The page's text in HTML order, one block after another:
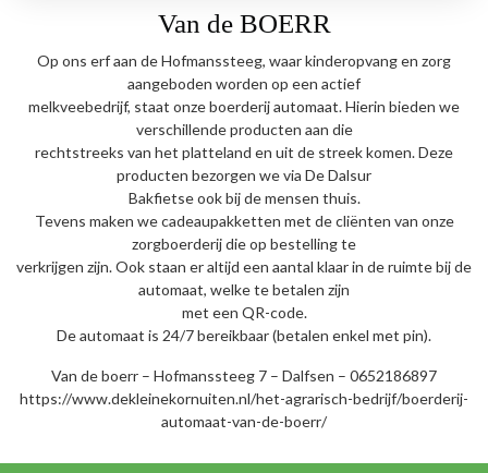
Van de BOERR
Op ons erf aan de Hofmanssteeg, waar kinderopvang en zorg
aangeboden worden op een actief
melkveebedrijf, staat onze boerderij automaat. Hierin bieden we
verschillende producten aan die
rechtstreeks van het platteland en uit de streek komen. Deze
producten bezorgen we via De Dalsur
Bakfietse ook bij de mensen thuis.
Tevens maken we cadeaupakketten met de cliënten van onze
zorgboerderij die op bestelling te
verkrijgen zijn. Ook staan er altijd een aantal klaar in de ruimte bij de
automaat, welke te betalen zijn
met een QR-code.
De automaat is 24/7 bereikbaar (betalen enkel met pin).
Van de boerr – Hofmanssteeg 7 – Dalfsen – 0652186897
https://www.dekleinekornuiten.nl/het-agrarisch-bedrijf/boerderij-
automaat-van-de-boerr/